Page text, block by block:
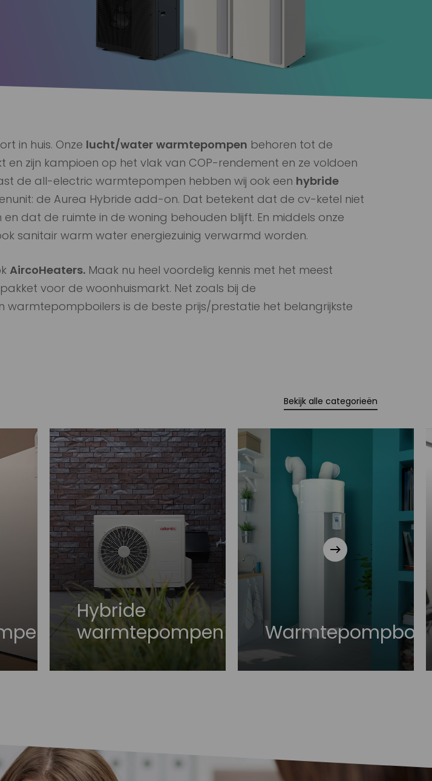
in huis. Onze lucht/water warmtepompen behoren tot de
en zijn kampioen op het vlak van COP-rendement en ze voldoen
de all-electric warmtepompen hebben wij ook een hybride
de Aurea Hybride add-on. Dat betekent dat de cv-ketel niet
dat de ruimte in de woning behouden blijft. En middels onze
sanitair warm water energiezuinig verwarmd worden.
AircoHeaters.Maak nu heel voordelig kennis met het meest
voor de woonhuismarkt. Net zoals bij de
warmtepompboilers is de beste prijs/prestatie het belangrijkste
Bekijk alle categorieën
Hybride
warmtepompen